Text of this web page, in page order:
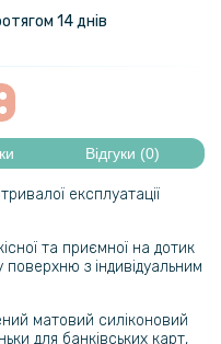
для Tecno Pova Neo 2
14 днів
Відгуки (0)
експлуатації
та приємної на дотик
з індивідуальним
матовий силіконовий
для банківських карт,